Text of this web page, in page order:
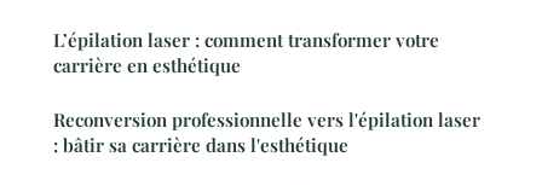
L’épilation laser : comment transformer votre
carrière en esthétique
Reconversion professionnelle vers l'épilation laser
: bâtir sa carrière dans l'esthétique